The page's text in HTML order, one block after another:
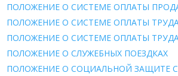
ПОЛОЖЕНИЕ О СИСТЕМЕ ОПЛАТЫ
ПОЛОЖЕНИЕ О СИСТЕМЕ ОПЛАТЫ
ПОЛОЖЕНИЕ О СИСТЕМЕ ОПЛАТЫ
ПОЛОЖЕНИЕ О СЛУЖЕБНЫХ ПОЕЗДКАХ
ПОЛОЖЕНИЕ О СОЦИАЛЬНОЙ ЗАЩИТЕ